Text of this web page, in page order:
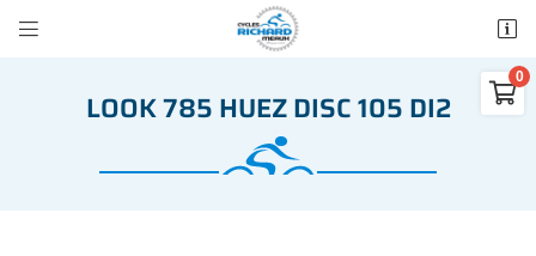
 
01 64 34 07 57

LOOK 785 HUEZ DISC 105 DI2